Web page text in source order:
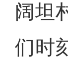
阔坦
们时